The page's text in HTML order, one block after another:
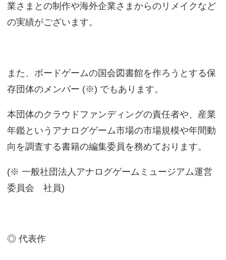
業さまとの制作や海外企業さまからのリメイクなど
の実績がございます。
また、ボードゲームの国会図書館を作ろうとする保
存団体のメンバー (※) でもあります。
本団体のクラウドファンディングの責任者や、産業
年鑑というアナログゲーム市場の市場規模や年間動
向を調査する書籍の編集委員を務めております。
(※ 一般社団法人アナログゲームミュージアム運営
委員会 社員)
◎ 代表作